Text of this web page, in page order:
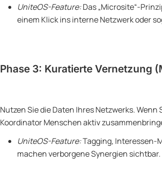
UniteOS-Feature:Das „Microsite“-
einem Klick ins interne Netzwerk oder
Phase 3: Kuratierte Vernetzung
Nutzen Sie die Daten Ihres Netzwerks.
Koordinator Menschen aktiv
UniteOS-Feature:Tagging, Interessen-
machen verborgene Synergien sichtbar.